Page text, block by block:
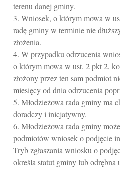
terenu danej gminy.
3. Wniosek, o którym mowa w
radę gminy w terminie nie
złożenia.
4. W przypadku odrzucenia
o którym mowa w ust. 2 pkt 2,
złożony przez ten sam podmiot
miesięcy od dnia odrzucenia
5. Młodzieżowa rada gminy ma
doradczy i inicjatywny.
6. Młodzieżowa rada gminy
podmiotów wniosek o podjęcie
Tryb zgłaszania wniosku o
określa statut gminy lub odrębna